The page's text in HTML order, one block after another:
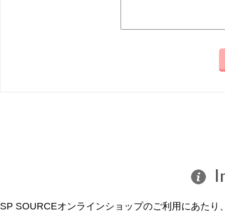
SP SOURCEオンラインショップのご利用にあた